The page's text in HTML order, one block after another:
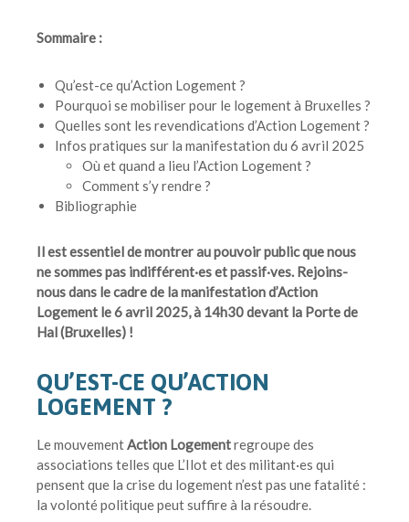
Sommaire :
Qu’est-ce qu’Action Logement ?
Pourquoi se mobiliser pour le logement à Bruxelles ?
Quelles sont les revendications d’Action Logement ?
Infos pratiques sur la manifestation du 6 avril 2025
Où et quand a lieu l’Action Logement ?
Comment s’y rendre ?
Bibliographie
Il est essentiel de montrer au pouvoir public que nous
ne sommes pas indifférent·es et passif·ves. Rejoins-
nous dans le cadre de la manifestation d’Action
Logement le 6 avril 2025, à 14h30 devant la Porte de
Hal (Bruxelles) !
QU’EST-CE QU’ACTION
LOGEMENT ?
Le mouvementAction Logementregroupe des
associations telles que L’Ilot et des militant·es qui
pensent que la crise du logement n’est pas une fatalité :
la volonté politique peut suffire à la résoudre.